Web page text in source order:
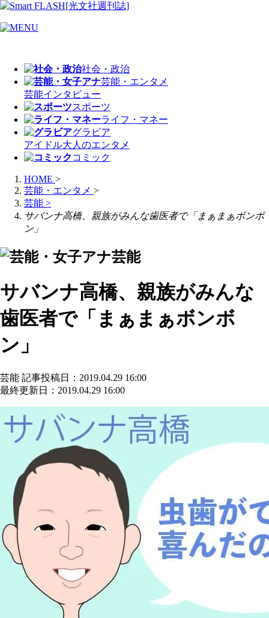
社会・政治
芸能・エンタメ
芸能インタビュー
スポーツ
ライフ・マネー
グラビア
アイドル大人のエンタメ
コミック
HOME >
芸能・エンタメ >
芸能 >
サバンナ高橋、親族がみんな歯医者で「まぁまぁボンボ
ン」
芸能
サバンナ高橋、親族がみんな
歯医者で「まぁまぁボンボ
ン」
芸能 記事投稿日：2019.04.29 16:00
最終更新日：2019.04.29 16:00